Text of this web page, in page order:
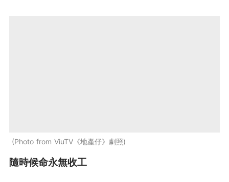
Photo from ViuTV《地產仔》劇照
隨時候命永無收工